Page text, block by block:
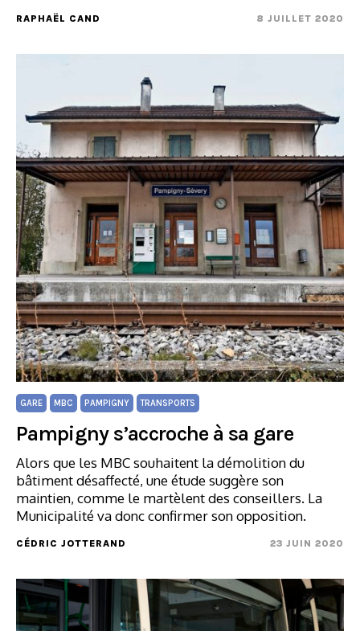
RAPHAËL CAND 8 JUILLET 2020
GARE MBC PAMPIGNY TRANSPORTS
Pampigny s’accroche à sa gare
Alors que les MBC souhaitent la démolition du
bâtiment désaffecté, une étude suggère son
maintien, comme le martèlent des conseillers. La
Municipalité va donc confirmer son opposition.
CÉDRIC JOTTERAND 23 JUIN 2020